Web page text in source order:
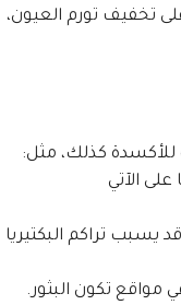
تخفيف تورم العيون،
للأكسدة كذلك، مثل:
الآتي
تراكم البكتيريا
مواقع تكون البثور.